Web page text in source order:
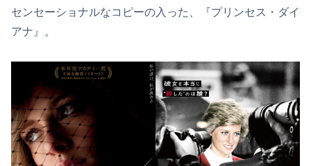
センセーショナルなコピーの入った、『プリンセス・ダイ
アナ』。